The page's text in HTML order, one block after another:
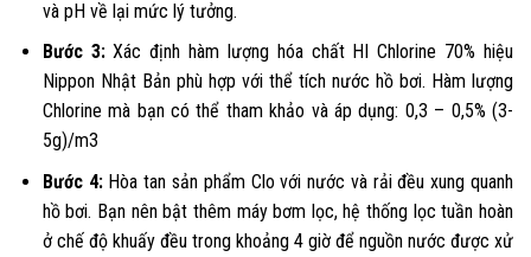
và pH về lại mức lý tưởng.
Bước 3:Xác định hàm lượng hóa chất HI Chlorine 70% hiệu
Nippon Nhật Bản phù hợp với thể tích nước hồ bơi. Hàm lượng
Chlorine mà bạn có thể tham khảo và áp dụng: 0,3 – 0,5% (3-
5g)/m3
Bước 4:Hòa tan sản phẩm Clo với nước và rải đều xung quanh
hồ bơi. Bạn nên bật thêm máy bơm lọc, hệ thống lọc tuần hoàn
ở chế độ khuấy đều trong khoảng 4 giờ để nguồn nước được xử